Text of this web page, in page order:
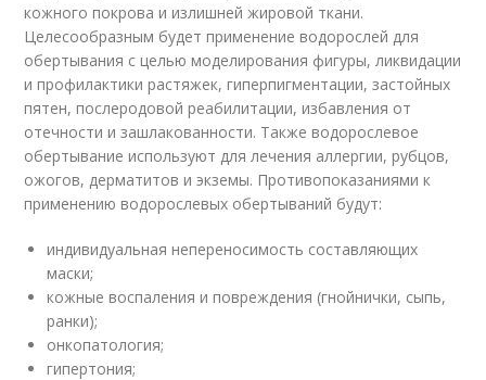
кожного покрова и излишней жировой ткани.
Целесообразным будет применение водорослей для
обертывания с целью моделирования фигуры, ликвидации
и профилактики растяжек, гиперпигментации, застойных
пятен, послеродовой реабилитации, избавления от
отечности и зашлакованности. Также водорослевое
обертывание используют для лечения аллергии, рубцов,
ожогов, дерматитов и экземы. Противопоказаниями к
применению водорослевых обертываний будут:
индивидуальная непереносимость составляющих
маски;
кожные воспаления и повреждения (гнойнички, сыпь,
ранки);
онкопатология;
гипертония;